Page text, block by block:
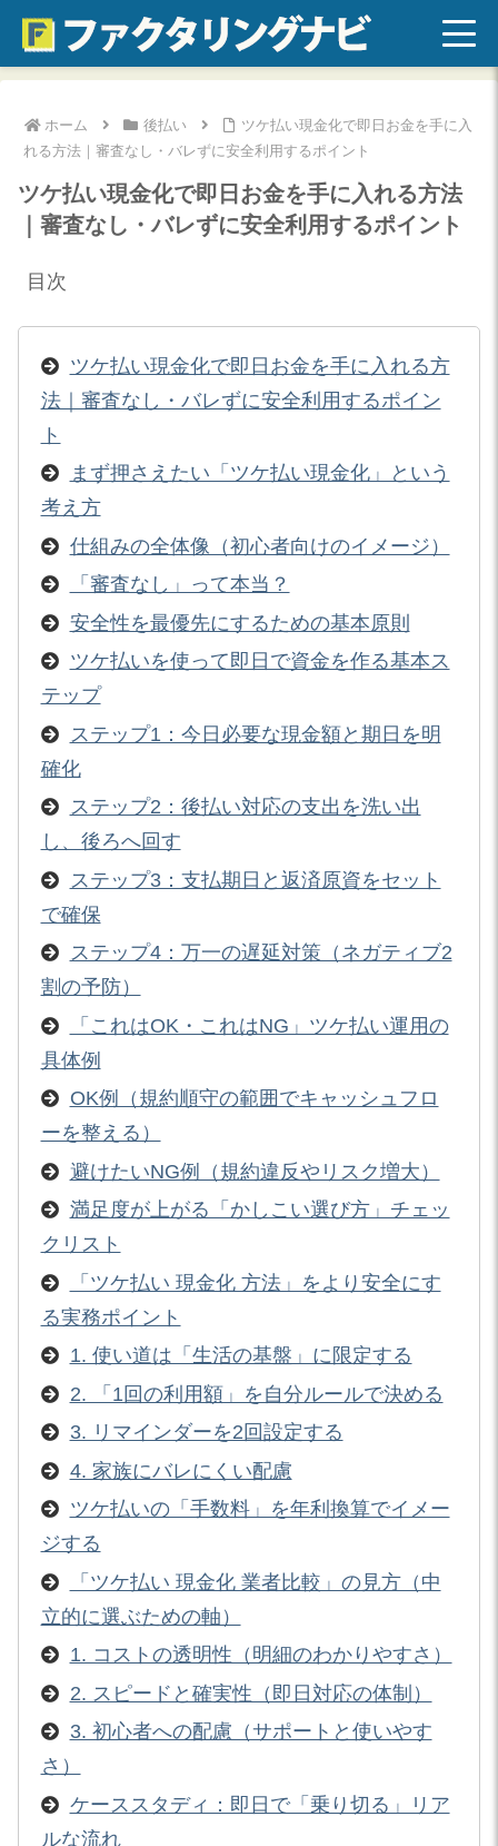
ホーム 後払い
ツケ払い現金化で即日お金を手に入
れる方法｜審査なし・バレずに安全利用するポイント
ツケ払い現金化で即日お金を手に入れる方法
｜審査なし・バレずに安全利用するポイント
目次
ツケ払い現金化で即日お金を手に入れる方
法｜審査なし・バレずに安全利用するポイン
ト
まず押さえたい「ツケ払い現金化」という
考え方
仕組みの全体像（初心者向けのイメージ）
「審査なし」って本当？
安全性を最優先にするための基本原則
ツケ払いを使って即日で資金を作る基本ス
テップ
ステップ1：今日必要な現金額と期日を明
確化
ステップ2：後払い対応の支出を洗い出
し、後ろへ回す
ステップ3：支払期日と返済原資をセット
で確保
ステップ4：万一の遅延対策（ネガティブ2
割の予防）
「これはOK・これはNG」ツケ払い運用の
具体例
OK例（規約順守の範囲でキャッシュフロ
ーを整える）
避けたいNG例（規約違反やリスク増大）
満足度が上がる「かしこい選び方」チェッ
クリスト
「ツケ払い 現金化 方法」をより安全にす
る実務ポイント
1. 使い道は「生活の基盤」に限定する
2. 「1回の利用額」を自分ルールで決める
3. リマインダーを2回設定する
4. 家族にバレにくい配慮
ツケ払いの「手数料」を年利換算でイメー
ジする
「ツケ払い 現金化 業者比較」の見方（中
立的に選ぶための軸）
1. コストの透明性（明細のわかりやすさ）
2. スピードと確実性（即日対応の体制）
3. 初心者への配慮（サポートと使いやす
さ）
ケーススタディ：即日で「乗り切る」リア
ルな流れ